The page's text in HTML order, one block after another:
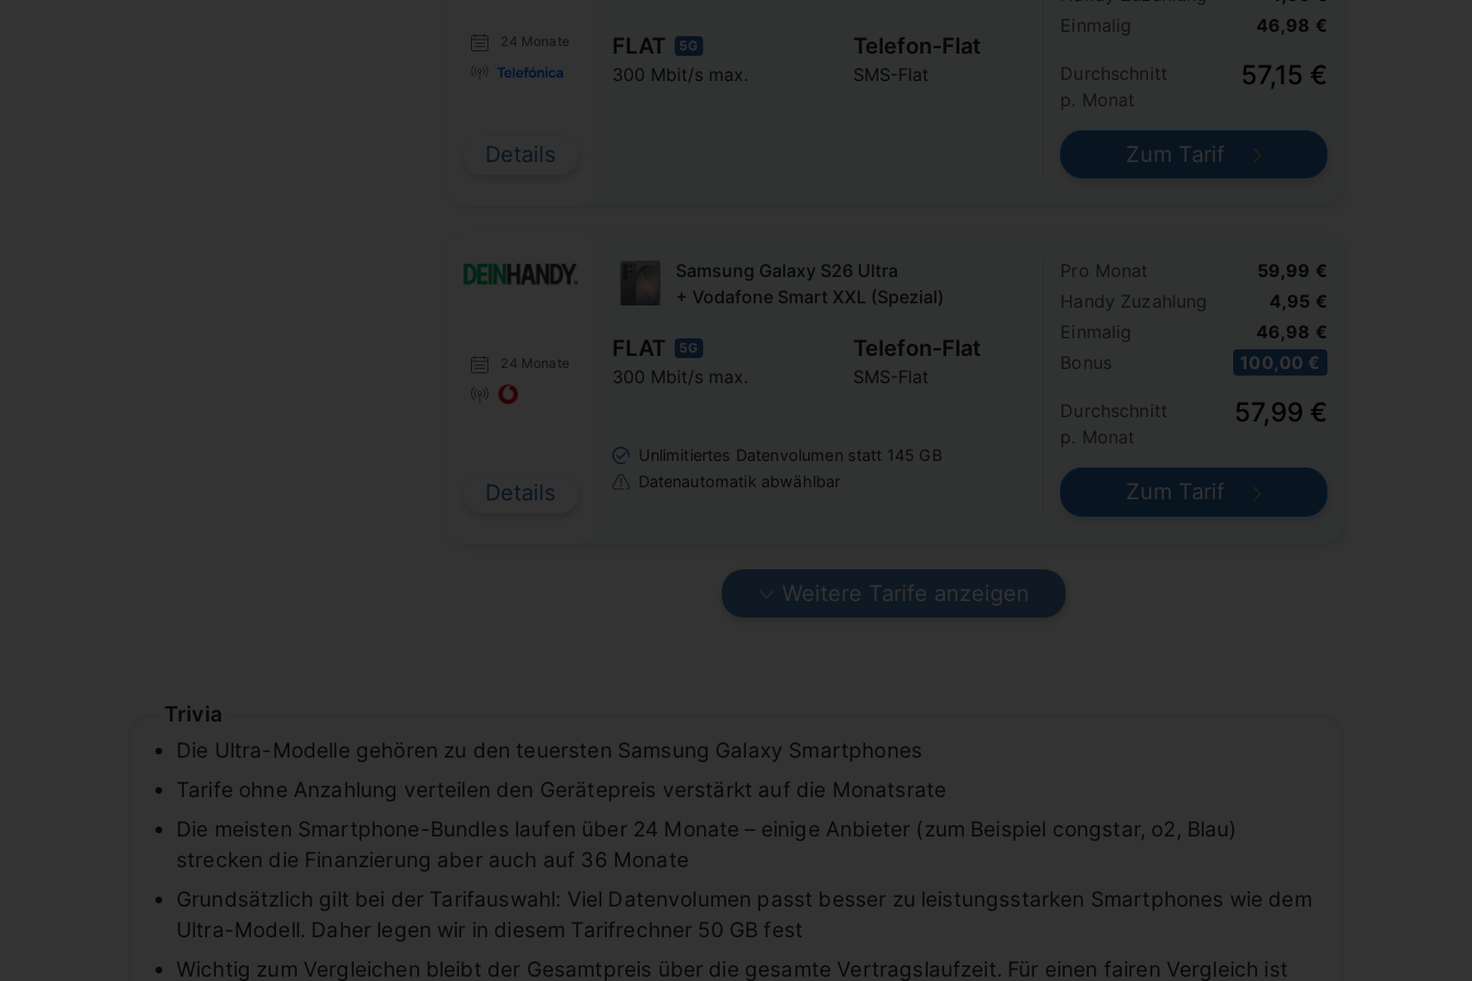
24 Monate
Details
FLAT 5G
300 Mbit/s max.
Telefon-Flat
SMS-Flat
Einmalig
46,98 €
Durchschnitt
p. Monat
57,15 €
Zum Tarif
24 Monate
Details
Samsung Galaxy S26 Ultra
+ Vodafone Smart XXL (Spezial)
FLAT 5G
300 Mbit/s max.
Telefon-Flat
SMS-Flat
Unlimitiertes Datenvolumen statt 145 GB
Datenautomatik abwählbar
Pro Monat
Handy Zuzahlung
Einmalig
Bonus
59,99 €
4,95 €
46,98 €
100,00 €
Durchschnitt
p. Monat
57,99 €
Zum Tarif
Weitere Tarife anzeigen
Trivia
Die Ultra-Modelle gehören zu den teuersten Samsung Galaxy Smartphones
Tarife ohne Anzahlung verteilen den Gerätepreis verstärkt auf die Monatsrate
Die meisten Smartphone-Bundles laufen über 24 Monate – einige Anbieter (zum Beispiel congstar, o2, Blau)
strecken die Finanzierung aber auch auf 36 Monate
Grundsätzlich gilt bei der Tarifauswahl: Viel Datenvolumen passt besser zu leistungsstarken Smartphones wie dem
Ultra-Modell. Daher legen wir in diesem Tarifrechner 50 GB fest
Wichtig zum Vergleichen bleibt der Gesamtpreis über die gesamte Vertragslaufzeit. Für einen fairen Vergleich ist